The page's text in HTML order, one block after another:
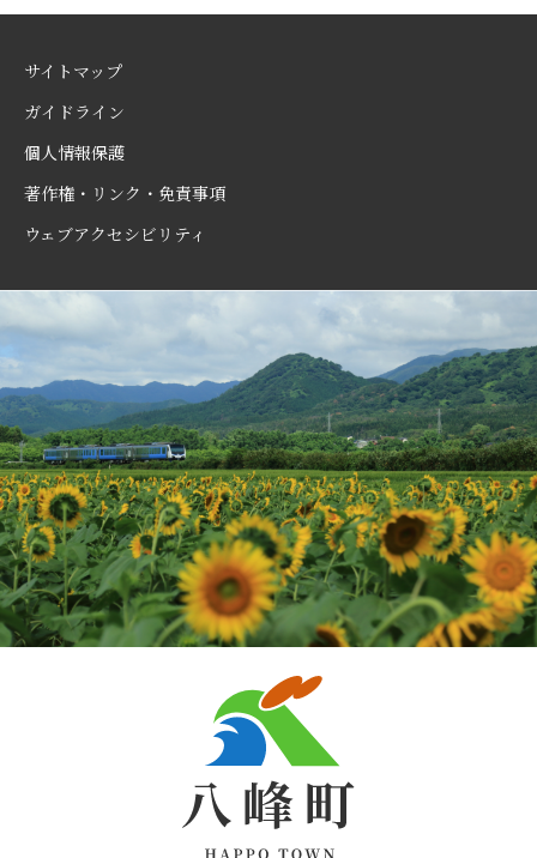
サイトマップ
ガイドライン
個人情報保護
著作権・リンク・免責事項
ウェブアクセシビリティ